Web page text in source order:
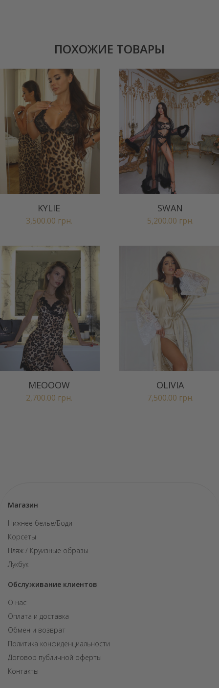
ПОХОЖИЕ ТОВАРЫ
KYLIE
3,500.00 грн.
SWAN
5,200.00 грн.
MEOOOW
2,700.00 грн.
OLIVIA
7,500.00 грн.
Магазин
Нижнее белье/Боди
Корсеты
Пляж / Круизные образы
Лукбук
Обслуживание клиентов
О нас
Оплата и доставка
Обмен и возврат
Политика конфиденциальности
Договор публичной оферты
Контакты